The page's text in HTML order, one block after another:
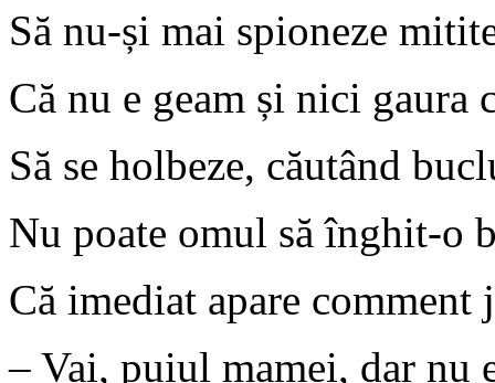
Să nu-și mai spioneze
Că nu e geam și nici gaura
Să se holbeze, căutând
Nu poate omul să înghit-o
Că imediat apare comment
– Vai, puiul mamei, dar nu